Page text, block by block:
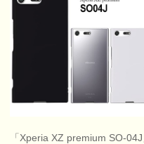
「Xperia XZ premium SO-